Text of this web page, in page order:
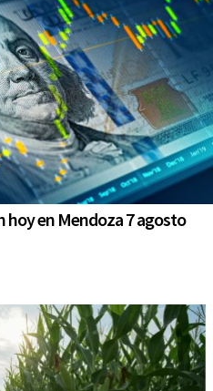
hoy en Mendoza 7 agosto